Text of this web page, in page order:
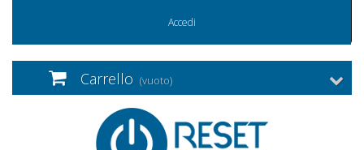
Accedi
Carrello (vuoto)